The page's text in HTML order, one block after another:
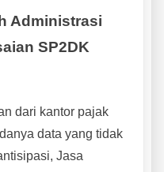
Administrasi
SP2DK
dari kantor pajak
data yang tidak
Jasa